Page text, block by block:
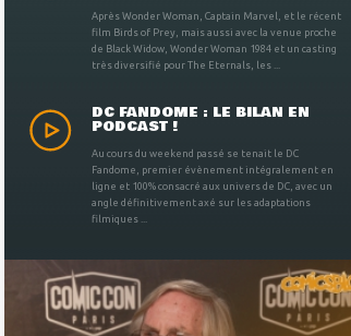
Après Wonder Woman, Captain Marvel, et le récent
film Birds of Prey, mais aussi avec la venue proche
de Black Widow, Wonder Woman 1984 et un casting
très diversifié pour The Eternals, les ...
DC FANDOME : LE BILAN EN
PODCAST !
Au cours du weekend passé se tenait le DC
Fandome, premier évènement intégralement en
ligne et 100% consacré aux univers de DC, avec un
angle définitivement axé sur les adaptations
filmiques ...